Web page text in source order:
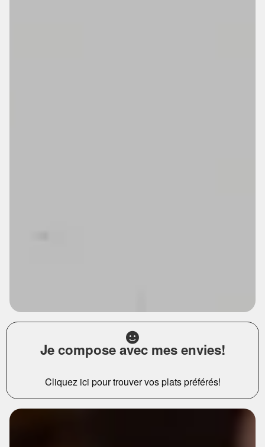
Je compose avec mes envies!
Cliquez ici pour trouver vos plats préférés!